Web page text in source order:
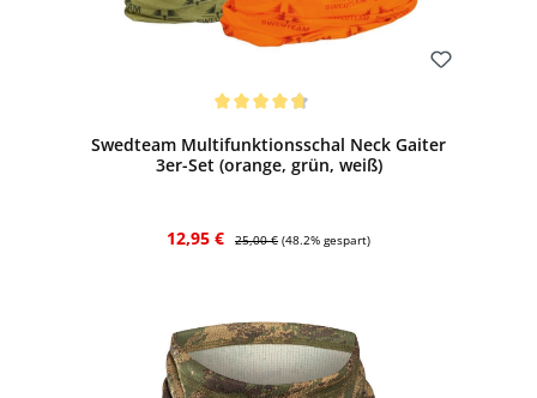
Swedteam Multifunktionsschal Neck Gaiter
3er-Set (orange, grün, weiß)
Verkaufspreis:
12,95 € Regulärer Preis:
25,00 € (48.2% gespart)